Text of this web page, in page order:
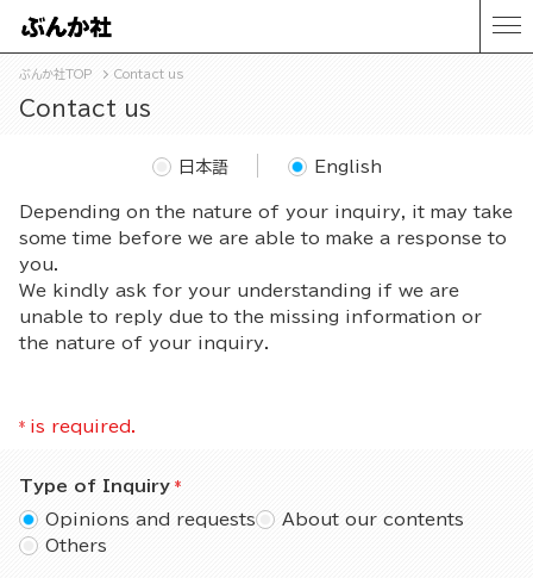
ぶんか社TOP Contact us
Contact us
Depending on the nature of your inquiry, it may take
some time before we are able to make a response to
you.
We kindly ask for your understanding if we are
unable to reply due to the missing information or
the nature of your inquiry.
日本語 English
* is required.
Type of Inquiry
Opinions and requests
About our contents
Others